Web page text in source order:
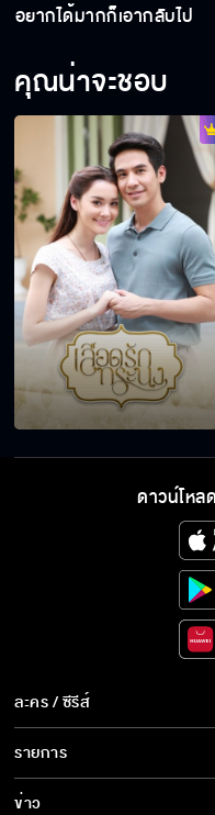
ค
เลื
อ
ผม
มีเงิ
อยากได้มากก็เอากลับไป
คุณน่าจะชอบ
ดาวน์โหลด
ละคร / ซีรีส์
ละคร/ซีรีส์
ซีรีส์นานาชาติ
รายการ
รายการทั้งหมด
ข่าว